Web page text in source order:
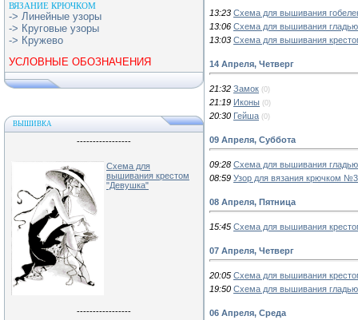
ВЯЗАНИЕ КРЮЧКОМ
-> Линейные узоры
-> Круговые узоры
-> Кружево
УСЛОВНЫЕ ОБОЗНАЧЕНИЯ
ВЫШИВКА
-----------------
Схема для
вышивания крестом
"Девушка"
-----------------
13:23 Схема для вышивания
13:06 Схема для вышивания гладью
13:03 Схема для вышивания
14 Апреля, Четверг
21:32 Замок (0)
21:19 Иконы (0)
20:30 Гейша (0)
09 Апреля, Суббота
09:28 Схема для вышивания гладью
08:59 Узор для вязания крючком
08 Апреля, Пятница
15:45 Схема для вышивания
07 Апреля, Четверг
20:05 Схема для вышивания
19:50 Схема для вышивания гладью
06 Апреля, Среда